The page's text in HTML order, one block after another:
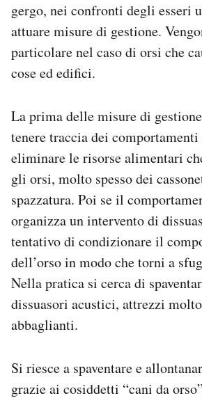
gergo, nei confronti degli esseri
attuare misure di gestione.
particolare nel caso di orsi che
cose ed edifici.
La prima delle misure di
tenere traccia dei
eliminare le risorse alimentari
gli orsi, molto spesso dei
spazzatura. Poi se il
organizza un intervento di
tentativo di condizionare il
dell’orso in modo che torni a
Nella pratica si cerca di
dissuasori acustici, attrezzi
abbaglianti.
Si riesce a spaventare e
grazie ai cosiddetti “cani da